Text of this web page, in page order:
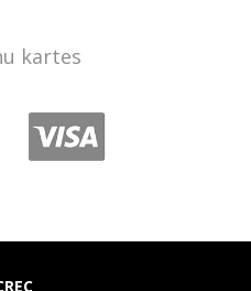
kartes